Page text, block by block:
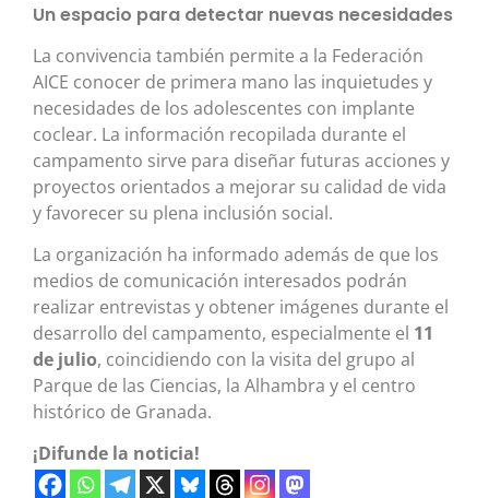
Un espacio para detectar nuevas necesidades
La convivencia también permite a la Federación
AICE conocer de primera mano las inquietudes y
necesidades de los adolescentes con implante
coclear. La información recopilada durante el
campamento sirve para diseñar futuras acciones y
proyectos orientados a mejorar su calidad de vida
y favorecer su plena inclusión social.
La organización ha informado además de que los
medios de comunicación interesados podrán
realizar entrevistas y obtener imágenes durante el
desarrollo del campamento, especialmente el 11
de julio, coincidiendo con la visita del grupo al
Parque de las Ciencias, la Alhambra y el centro
histórico de Granada.
¡Difunde la noticia!